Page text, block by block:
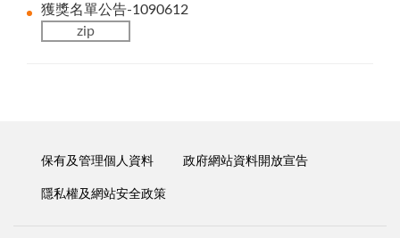
獲獎名單公告-1090612
zip
保有及管理個人資料 政府網站資料開放宣告
隱私權及網站安全政策